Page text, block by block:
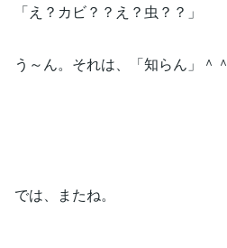
「え？カビ？？え？虫？？」
う～ん。それは、「知らん」＾＾
では、またね。